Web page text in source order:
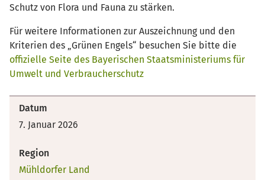
Schutz von Flora und Fauna zu stärken.
Für weitere Informationen zur Auszeichnung und den
Kriterien des „Grünen Engels“ besuchen Sie bitte die
offizielle Seite des Bayerischen Staatsministeriums für
Umwelt und Verbraucherschutz
Datum
7. Januar 2026
Region
Mühldorfer Land